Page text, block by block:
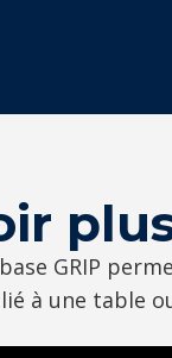
GRIP
à une table